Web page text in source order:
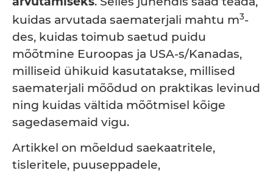
kuidas arvutada saematerjali mahtu m3-
des, kuidas toimub saetud puidu
mõõtmine Euroopas ja USA-s/Kanadas,
milliseid ühikuid kasutatakse, millised
saematerjali mõõdud on praktikas levinud
ning kuidas vältida mõõtmisel kõige
sagedasemaid vigu.
Artikkel on mõeldud saekaatritele,
tisleritele, puuseppadele,